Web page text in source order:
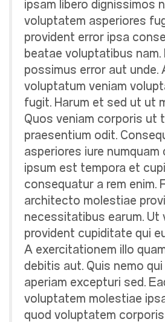
ipsam libero dignissimos
voluptatem asperiores
provident error ipsa
beatae voluptatibus nam.
possimus error aut unde.
voluptatum veniam
fugit. Harum et sed ut ut
Quos veniam corporis ut
praesentium odit.
asperiores iure numquam
ipsum est tempora et
consequatur a rem enim.
architecto molestiae
necessitatibus earum. Ut
provident cupiditate qui
A exercitationem illo
debitis aut. Quis nemo
aperiam excepturi sed.
voluptatem molestiae
quod voluptatem